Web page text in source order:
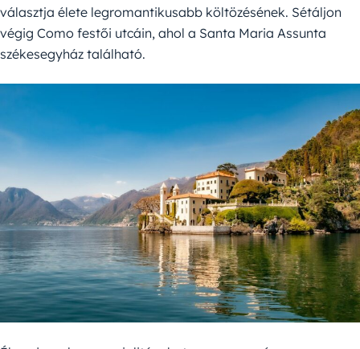
választja élete legromantikusabb költözésének. Sétáljon
végig Como festői utcáin, ahol a Santa Maria Assunta
székesegyház található.